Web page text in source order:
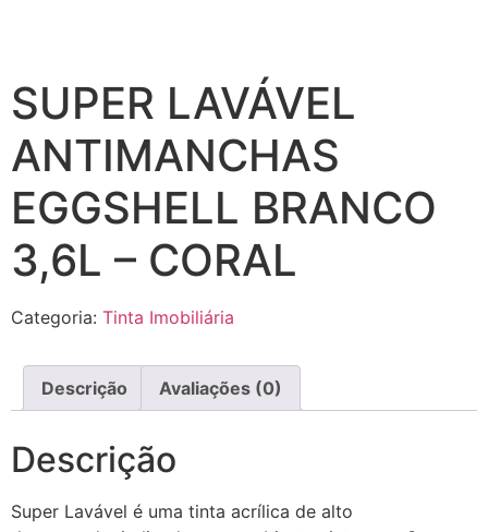
SUPER LAVÁVEL
ANTIMANCHAS
EGGSHELL BRANCO
3,6L – CORAL
Categoria: Tinta Imobiliária
Descrição Avaliações (0)
Descrição
Super Lavável é uma tinta acrílica de alto